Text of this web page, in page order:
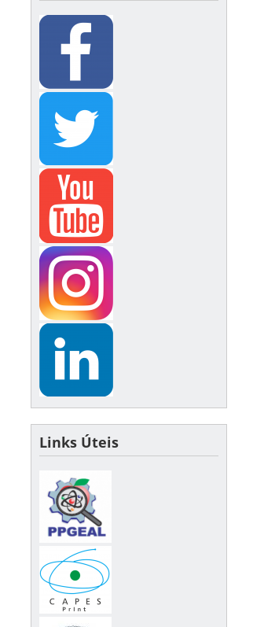
Links Úteis